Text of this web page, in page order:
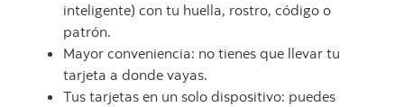
inteligente) con tu huella, rostro, código o
patrón.
Mayor conveniencia: no tienes que llevar tu
tarjeta a donde vayas.
Tus tarjetas en un solo dispositivo: puedes